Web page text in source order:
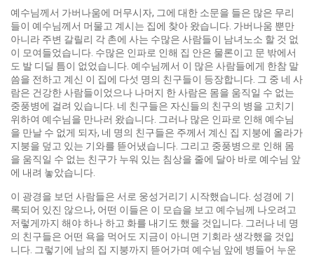
예수님께서 가버나움에 머무시자, 그에 대한 소문을 들은 많은 무리
들이 예수님께서 머물고 계시는 집에 찾아 왔습니다. 가버나움 뿐만
아니라 주변 갈릴리 각 촌에 사는 수많은 사람들이 남녀노소 할 것 없
이 모여들었습니다. 수많은 인파로 인해 집 안은 물론이고 문 밖에서
도 발 디딜 틈이 없었습니다. 예수님께서 이 많은 사람들에게 한참 말
씀을 전하고 계신 이 집에 다섯 명의 친구들이 등장합니다. 그 중 네 사
람은 건강한 사람들이었으나 나머지 한 사람은 몸을 움직일 수 없는
중풍병에 걸려 있습니다. 네 친구들은 자신들의 친구의 병을 고치기
위하여 예수님을 만나러 왔습니다. 그러나 많은 인파로 인해 예수님
을 만날 수 없게 되자, 네 명의 친구들은 주께서 계신 집 지붕에 올라가
지붕을 덮고 있는 기와를 뜯어냈습니다. 그리고 중풍병으로 인해 몸
을 움직일 수 없는 친구가 누워 있는 침상을 줄에 달아 바로 예수님 앞
에 내려 놓았습니다.
이 광경을 보던 사람들은 서로 웅성거리기 시작했습니다. 성경에 기
록되어 있진 않으나, 어떤 이들은 이 모습을 보고 예수님께 나오려고
저렇게까지 해야 하나 하고 화를 내기도 했을 것입니다. 그러나 네 명
의 친구들은 어떤 욕을 먹어도 지금이 아니면 기회라 생각했을 것입
니다. 그렇기에 남의 집 지붕까지 뜯어가며 예수님 앞에 병들어 누운